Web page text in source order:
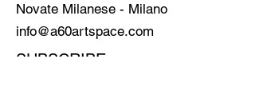
Novate Milanese - Milano
info@a60artspace.com
SUBSCRIBE